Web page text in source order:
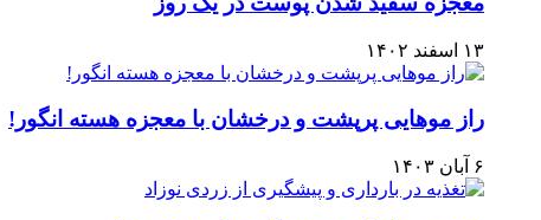
۱۳ اسفند ۱۴۰۲
راز موهایی پرپشت و درخشان با معجزه هسته انگور!
۶ آبان ۱۴۰۳